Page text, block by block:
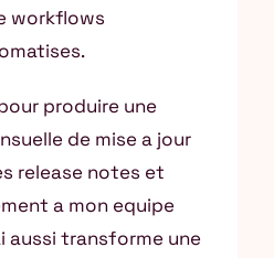
workflows
produire une
de mise a jour
release notes et
a mon equipe
aussi transforme une